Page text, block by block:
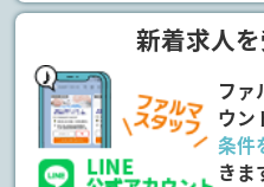
新着求人
ファ
ウン
条件
きま